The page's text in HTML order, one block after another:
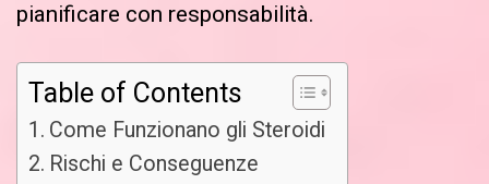
pianificare con responsabilità.
Table of Contents
Come Funzionano gli Steroidi
Rischi e Conseguenze